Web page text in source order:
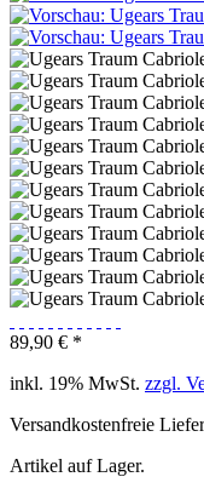
89,90 € *
inkl. 19% MwSt. zzgl.
Versandkostenfreie
Artikel auf Lager.